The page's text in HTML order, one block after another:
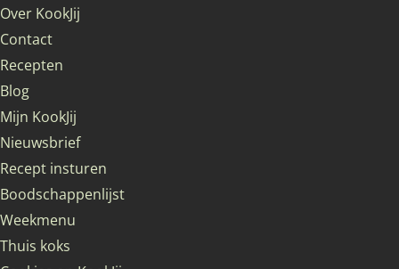
Over KookJij
Contact
Recepten
Blog
Mijn KookJij
Nieuwsbrief
Recept insturen
Boodschappenlijst
Weekmenu
Thuis koks